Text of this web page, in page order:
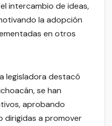
intercambio de ideas,
la adopción
en otros
legisladora destacó
se han
aprobando
dirigidas a promover